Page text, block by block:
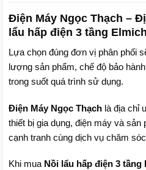
Điện Máy Ngọc Thạch –
lẩu hấp điện 3 tầng
Lựa chọn đúng đơn vị phân phối
lượng sản phẩm, chế độ bảo
trong suốt quá trình sử dụng.
Điện Máy Ngọc Thạchlà địa chỉ
thiết bị gia dụng, điện máy và
cạnh tranh cùng dịch vụ chăm
Khi mua Nồi lẩu hấp điện 3 tầng